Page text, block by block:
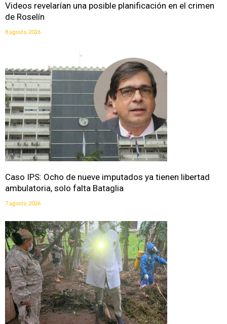
Videos revelarían una posible planificación en el crimen
de Roselín
8 agosto, 2026
Caso IPS: Ocho de nueve imputados ya tienen libertad
ambulatoria, solo falta Bataglia
7 agosto, 2026